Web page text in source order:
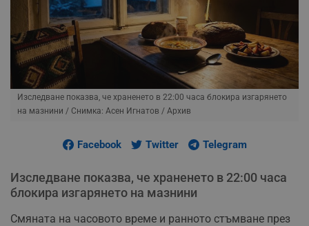
Изследване показва, че храненето в 22:00 часа блокира изгарянето
на мазнини / Снимка: Асен Игнатов / Архив
Facebook Twitter Telegram
Изследване показва, че храненето в 22:00 часа
блокира изгарянето на мазнини
Смяната на часовото време и ранното стъмване през